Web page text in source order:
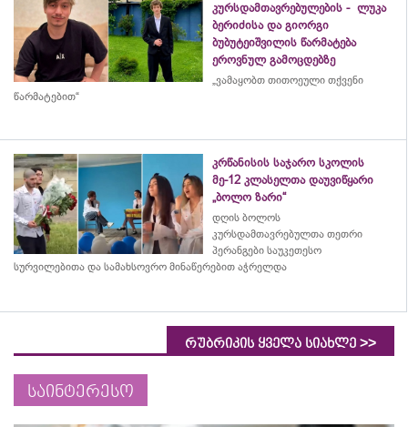
კურსდამთავრებულების - ლუკა
ბერიძისა და გიორგი
ბუბუტეიშვილის წარმატება
ეროვნულ გამოცდებზე
„ვამაყობთ თითოეული თქვენი
წარმატებით“
კრწანისის საჯარო სკოლის
მე-12 კლასელთა დაუვიწყარი
„ბოლო ზარი“
დღის ბოლოს
კურსდამთავრებულთა თეთრი
პერანგები საუკეთესო
სურვილებითა და სამახსოვრო მინაწერებით აჭრელდა
რუბრიკის ყველა სიახლე >>
საინტერესო